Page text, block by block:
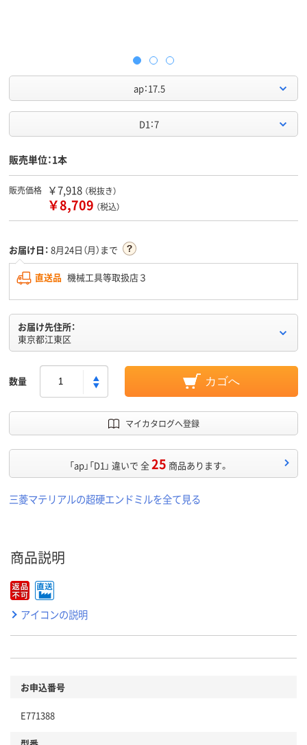
ap：17.5
D1：7
販売単位：1本
販売価格 ￥7,918 （税抜き）
￥8,709 （税込）
お届け日： 8月24日（月）まで
直送品 機械工具等取扱店３
お届け先住所：
東京都江東区
数量 カゴへ
マイカタログへ登録
「ap」「D1」 違いで 全25 商品あります。
三菱マテリアルの超硬エンドミルを全て見る
商品説明
アイコンの説明
お申込番号
E771388